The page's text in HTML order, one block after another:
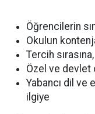
Öğrencilerin
Okulun
Tercih sırasına,
Özel ve devlet
Yabancı dil ve
ilgiye